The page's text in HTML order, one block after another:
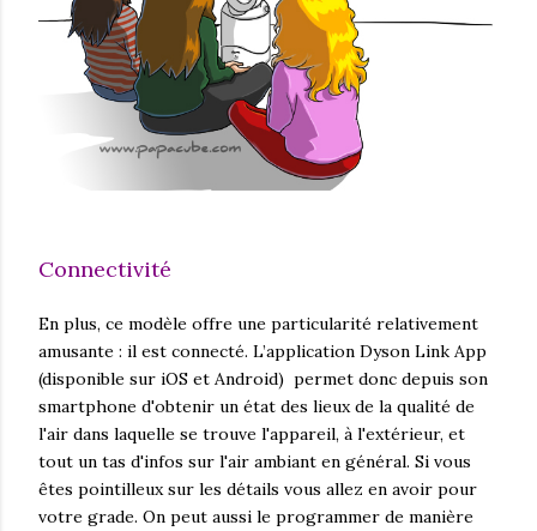
Connectivité
En plus, ce modèle offre une particularité relativement
amusante : il est connecté. L’application Dyson Link App
(disponible sur iOS et Android) permet donc depuis son
smartphone d'obtenir un état des lieux de la qualité de
l'air dans laquelle se trouve l'appareil, à l'extérieur, et
tout un tas d'infos sur l'air ambiant en général. Si vous
êtes pointilleux sur les détails vous allez en avoir pour
votre grade. On peut aussi le programmer de manière